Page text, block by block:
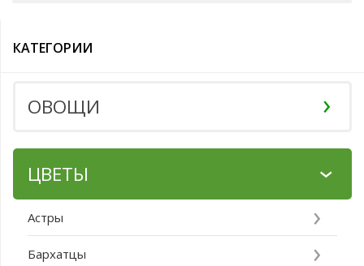
КАТЕГОРИИ
ОВОЩИ
ЦВЕТЫ
Астры
Бархатцы